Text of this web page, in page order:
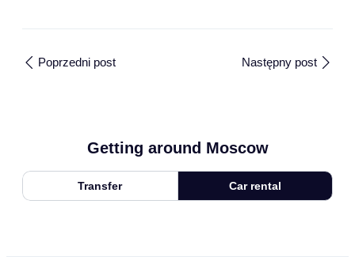
Poprzedni post Następny post
Getting around Moscow
Transfer Car rental